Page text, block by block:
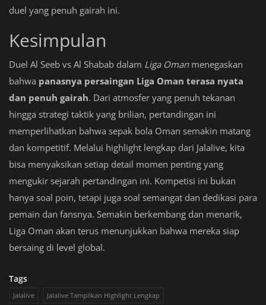
duel yang penuh gairah ini.
Kesimpulan
Duel Al Seeb vs Al Shabab dalam Liga Omanmenegaskan
bahwa panasnya persaingan Liga Oman terasa nyata
dan penuh gairah. Dari atmosfer yang penuh tekanan
hingga strategi taktik yang brilian, pertandingan ini
memperlihatkan bahwa sepak bola Oman semakin matang
dan kompetitif. Melalui highlight lengkap dari Jalalive, kita
bisa menyaksikan setiap detail momen penting yang
mengukir sejarah pertandingan ini. Kompetisi ini bukan
hanya soal poin, tetapi juga soal semangat dan dedikasi para
pemain dan fansnya. Semakin berkembang dan menarik,
Liga Oman akan terus menunjukkan bahwa mereka siap
bersaing di level global.
Tags
Jalalive Jalalive Tampilkan Highlight Lengkap